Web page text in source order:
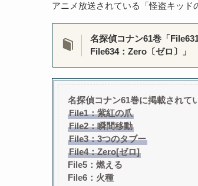
アニメ放送されている「怪盗キッド
名探偵コナン61巻「
File634：Zero〔ゼロ〕」
名探偵コナン61巻に掲載されて
File1：紫紅の爪
File2：瞬間移動
File3：3つのタブー
File4：Zero[ゼロ]
File5：燃える
File6：火種